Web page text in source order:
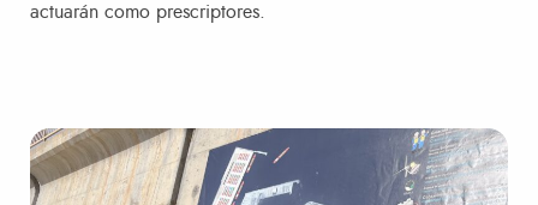
actuarán como prescriptores.